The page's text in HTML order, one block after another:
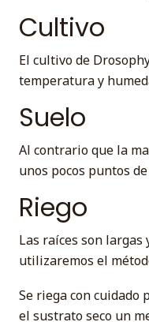
Cultivo
El cultivo de
temperatura y
Suelo
Al contrario que la
unos pocos puntos
Riego
Las raíces son
utilizaremos el
Se riega con cuidado
el sustrato seco un